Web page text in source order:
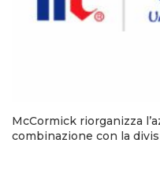
McCormick riorganizza
combinazione con la